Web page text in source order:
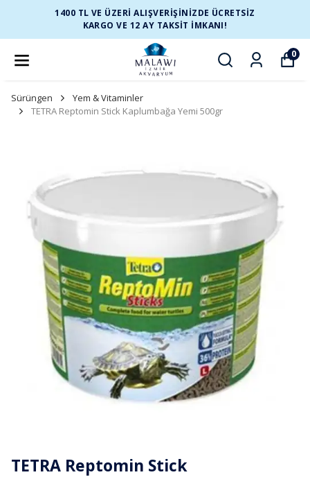
1400 TL VE ÜZERİ ALIŞVERİŞİNİZDE ÜCRETSİZ
KARGO VE 12 AY TAKSİT İMKANI!
0
Sürüngen
Yem & Vitaminler
TETRA Reptomin Stick Kaplumbağa Yemi 500gr
TETRA Reptomin Stick